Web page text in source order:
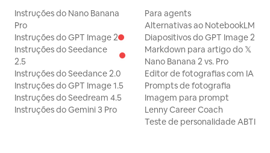
Instruções do Nano Banana
Pro
Instruções do GPT Image 2
Instruções do Seedance
2.5
Instruções do Seedance 2.0
Instruções do GPT Image 1.5
Instruções do Seedream 4.5
Instruções do Gemini 3 Pro
Para agents
Alternativas ao NotebookLM
Diapositivos do GPT Image 2
Markdown para artigo do 𝕏
Nano Banana 2 vs. Pro
Editor de fotografias com IA
Prompts de fotografia
Imagem para prompt
Lenny Career Coach
Teste de personalidade ABTI